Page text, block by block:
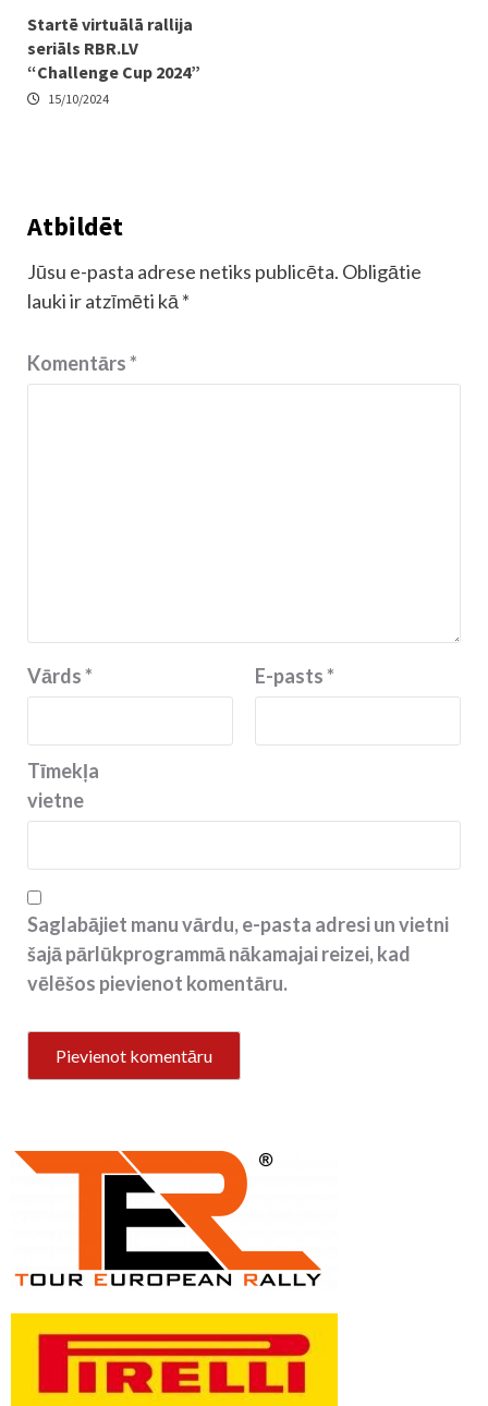
Startē virtuālā rallija
seriāls RBR.LV
“Challenge Cup 2024”
15/10/2024
Atbildēt
Jūsu e-pasta adrese netiks publicēta. Obligātie
lauki ir atzīmēti kā *
Komentārs*
Vārds* E-pasts*
Tīmekļa
vietne
Saglabājiet manu vārdu, e-pasta adresi un vietni
šajā pārlūkprogrammā nākamajai reizei, kad
vēlēšos pievienot komentāru.